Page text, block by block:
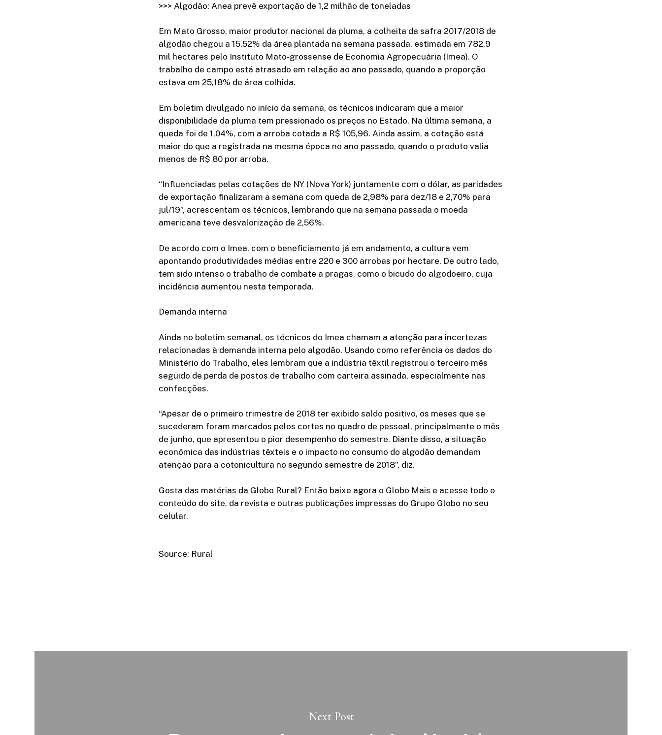
>>> Algodão: Anea prevê exportação de 1,2 milhão de toneladas
Em Mato Grosso, maior produtor nacional da pluma, a colheita da safra 2017/2018 de
algodão chegou a 15,52% da área plantada na semana passada, estimada em 782,9
mil hectares pelo Instituto Mato-grossense de Economia Agropecuária (Imea). O
trabalho de campo está atrasado em relação ao ano passado, quando a proporção
estava em 25,18% de área colhida.
Em boletim divulgado no início da semana, os técnicos indicaram que a maior
disponibilidade da pluma tem pressionado os preços no Estado. Na última semana, a
queda foi de 1,04%, com a arroba cotada a R$ 105,96. Ainda assim, a cotação está
maior do que a registrada na mesma época no ano passado, quando o produto valia
menos de R$ 80 por arroba.
“Influenciadas pelas cotações de NY (Nova York) juntamente com o dólar, as paridades
de exportação finalizaram a semana com queda de 2,98% para dez/18 e 2,70% para
jul/19”, acrescentam os técnicos, lembrando que na semana passada o moeda
americana teve desvalorização de 2,56%.
De acordo com o Imea, com o beneficiamento já em andamento, a cultura vem
apontando produtividades médias entre 220 e 300 arrobas por hectare. De outro lado,
tem sido intenso o trabalho de combate a pragas, como o bicudo do algodoeiro, cuja
incidência aumentou nesta temporada.
Demanda interna
Ainda no boletim semanal, os técnicos do Imea chamam a atenção para incertezas
relacionadas à demanda interna pelo algodão. Usando como referência os dados do
Ministério do Trabalho, eles lembram que a indústria têxtil registrou o terceiro mês
seguido de perda de postos de trabalho com carteira assinada, especialmente nas
confecções.
“Apesar de o primeiro trimestre de 2018 ter exibido saldo positivo, os meses que se
sucederam foram marcados pelos cortes no quadro de pessoal, principalmente o mês
de junho, que apresentou o pior desempenho do semestre. Diante disso, a situação
econômica das indústrias têxteis e o impacto no consumo do algodão demandam
atenção para a cotonicultura no segundo semestre de 2018”, diz.
Gosta das matérias da Globo Rural? Então baixe agora o Globo Mais e acesse todo o
conteúdo do site, da revista e outras publicações impressas do Grupo Globo no seu
celular.
Source: Rural
Next Post